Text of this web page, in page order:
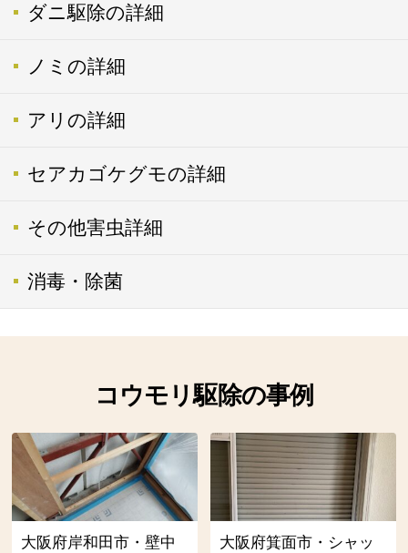
ダニ駆除の詳細
ノミの詳細
アリの詳細
セアカゴケグモの詳細
その他害虫詳細
消毒・除菌
コウモリ駆除の事例
大阪府岸和田市・壁中
大阪府箕面市・シャッ